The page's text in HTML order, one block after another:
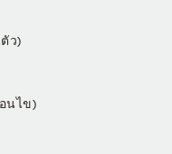
ว)
นไข)